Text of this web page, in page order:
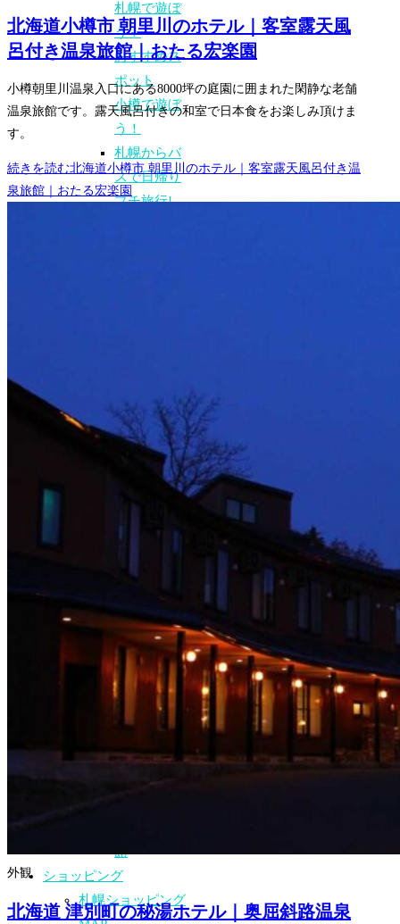
札幌で遊ぼ
う！
おすすめス
ポット
小樽で遊ぼ
う！
札幌からバ
スで日帰り
プチ旅行!
+御朱印
札幌の自然
エリアを歩
グスペース
なら絶対食
べよう!
観光ガイド
マップが貰
えるホテル
緊急時の連
絡先・英語
が話せる病
館
ショッピング
札幌ショッピング
北海道小樽市 朝里川のホテル｜客室露天風
呂付き温泉旅館｜おたる宏楽園
小樽朝里川温泉入口にある8000坪の庭園に囲まれた閑静な老舗
温泉旅館です。露天風呂付きの和室で日本食をお楽しみ頂けま
す。
続きを読む北海道小樽市 朝里川のホテル｜客室露天風呂付き温
泉旅館｜おたる宏楽園
外観
北海道 津別町の秘湯ホテル｜奥屈斜路温泉